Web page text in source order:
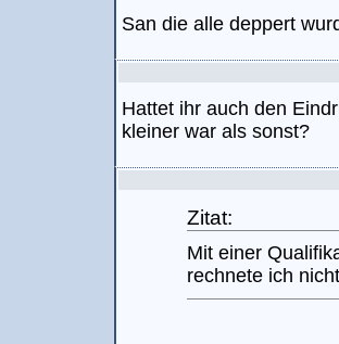
San die alle deppert
Hattet ihr auch den
kleiner war als sonst?
Zitat:
Mit einer
rechnete ich